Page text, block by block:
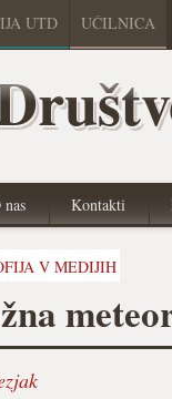
UTD UČILNICA
nas Kontakti
V MEDIJIH